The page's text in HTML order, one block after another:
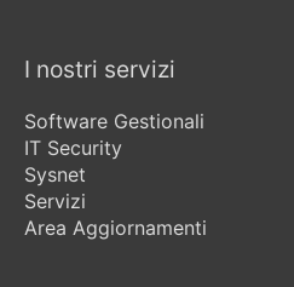
I nostri servizi
Software Gestionali
IT Security
Sysnet
Servizi
Area Aggiornamenti